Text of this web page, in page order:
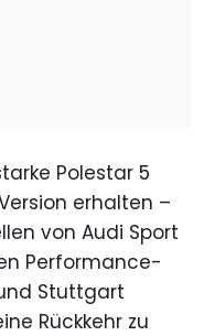
Polestar 5
erhalten –
von Audi Sport
Performance-
Stuttgart
Rückkehr zu